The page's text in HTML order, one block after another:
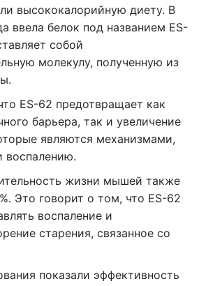
высококалорийную диету. В
ввела белок под названием ES-
собой
молекулу, полученную из
ES-62 предотвращает как
барьера, так и увеличение
являются механизмами,
жизни мышей также
Это говорит о том, что ES-62
воспаление и
старения, связанное со
показали эффективность